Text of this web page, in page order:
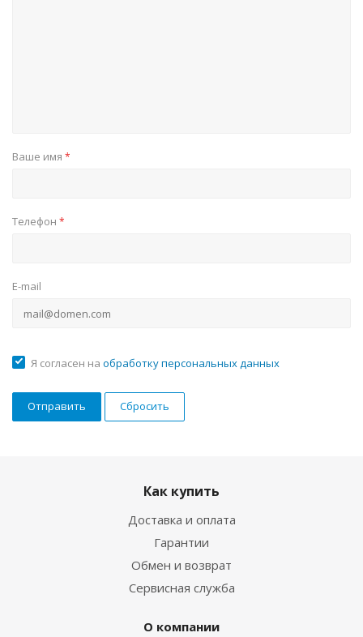
Ваше имя *
Телефон *
E-mail
Я согласен на обработку персональных данных
Сбросить
Как купить
Доставка и оплата
Гарантии
Обмен и возврат
Сервисная служба
О компании